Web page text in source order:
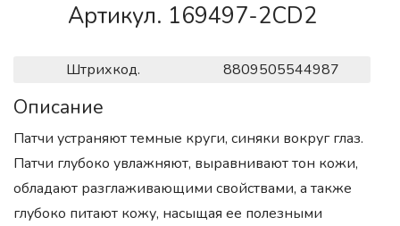
Артикул. 169497-2CD2
Штрихкод. 8809505544987
Описание
Патчи устраняют темные круги, синяки вокруг глаз.
Патчи глубоко увлажняют, выравнивают тон кожи,
обладают разглаживающими свойствами, а также
глубоко питают кожу, насыщая ее полезными